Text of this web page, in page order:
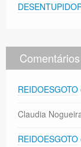
Comentários
REIDOESGOTO
Claudia
REIDOESGOTO